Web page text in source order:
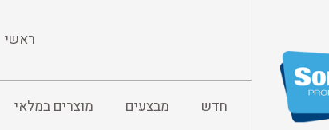
ראשי
חדש מבצעים מוצרים במלאי